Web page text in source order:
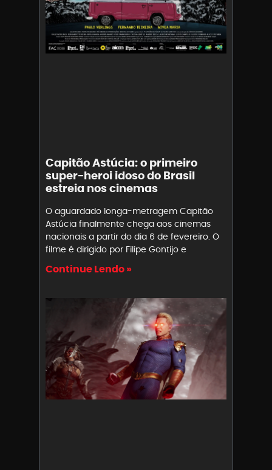
Capitão Astúcia: o primeiro
super-heroi idoso do Brasil
estreia nos cinemas
O aguardado longa-metragem Capitão
Astúcia finalmente chega aos cinemas
nacionais a partir do dia 6 de fevereiro. O
filme é dirigido por Filipe Gontijo e
Continue Lendo »